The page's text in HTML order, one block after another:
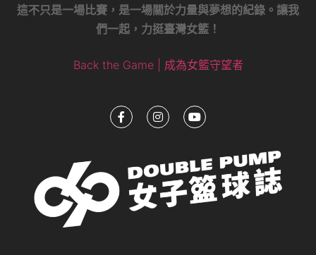
這不只是一場比賽，是一場關於力量與夢想的紀錄。讓我
們一起，力挺臺灣女籃！
Back the Game | 成為女籃守望者